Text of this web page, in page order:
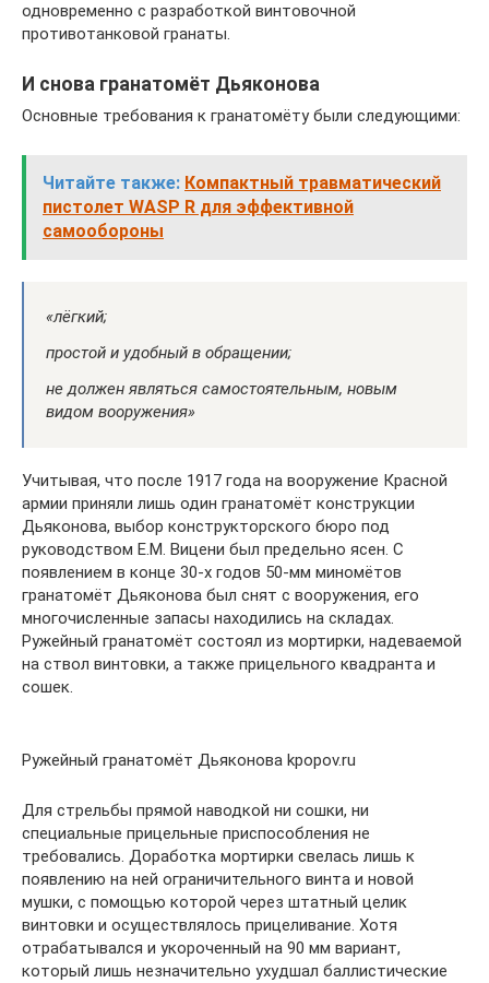
одновременно с разработкой винтовочной
противотанковой гранаты.
И снова гранатомёт Дьяконова
Основные требования к гранатомёту были следующими:
Читайте также: Компактный травматический
пистолет WASP R для эффективной
самообороны
«лёгкий;
простой и удобный в обращении;
не должен являться самостоятельным, новым
видом вооружения»
Учитывая, что после 1917 года на вооружение Красной
армии приняли лишь один гранатомёт конструкции
Дьяконова, выбор конструкторского бюро под
руководством Е.М. Вицени был предельно ясен. С
появлением в конце 30-х годов 50-мм миномётов
гранатомёт Дьяконова был снят с вооружения, его
многочисленные запасы находились на складах.
Ружейный гранатомёт состоял из мортирки, надеваемой
на ствол винтовки, а также прицельного квадранта и
сошек.
Ружейный гранатомёт Дьяконова kpopov.ru
Для стрельбы прямой наводкой ни сошки, ни
специальные прицельные приспособления не
требовались. Доработка мортирки свелась лишь к
появлению на ней ограничительного винта и новой
мушки, с помощью которой через штатный целик
винтовки и осуществлялось прицеливание. Хотя
отрабатывался и укороченный на 90 мм вариант,
который лишь незначительно ухудшал баллистические